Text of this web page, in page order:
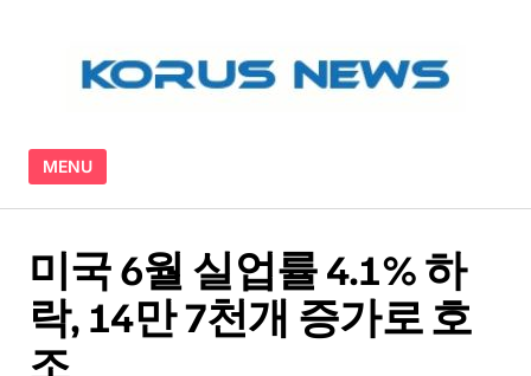
MENU
미국 6월 실업률 4.1% 하
락, 14만 7천개 증가로 호
조